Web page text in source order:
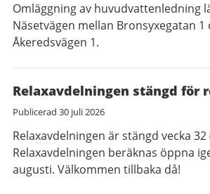
Omläggning av huvudvattenledning
Näsetvägen mellan Bronsyxegatan 1
Åkeredsvägen 1.
Relaxavdelningen stängd för
Publicerad 30 juli 2026
Relaxavdelningen är stängd vecka
Relaxavdelningen beräknas öppna
augusti. Välkommen tillbaka då!